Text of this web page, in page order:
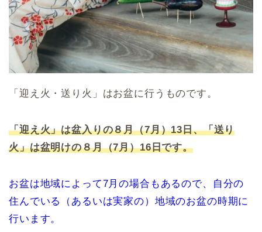
「迎え火・送り火」はお盆に行うものです。
「迎え火」は盆入りの８月（7月）13日、「送り
火」は盆明けの８月（7月）16日です。
お盆は地域によって7月の場合もあるので、自分の
住んでいる（あるいは実家の）地域のお盆の時期に
行います。